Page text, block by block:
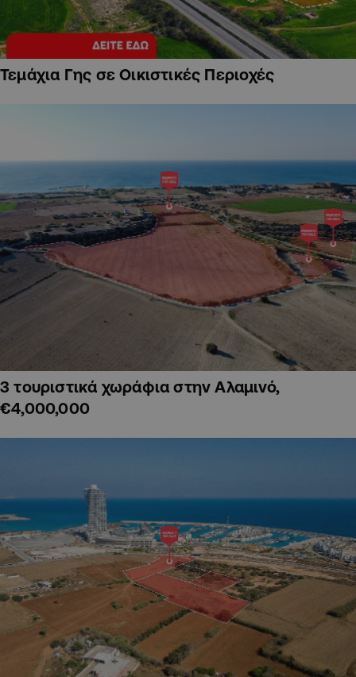
Τεμάχια Γης σε Οικιστικές Περιοχές
3 τουριστικά χωράφια στην Αλαμινό,
€4,000,000